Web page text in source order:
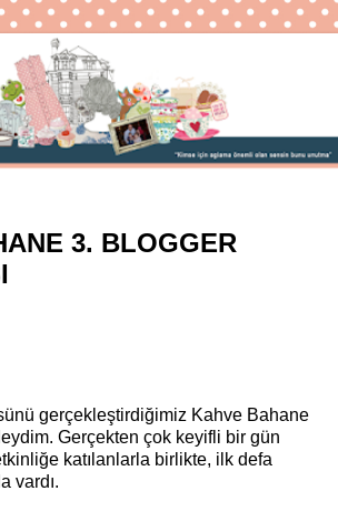
3. BLOGGER
gerçekleştirdiğimiz Kahve Bahane
Gerçekten çok keyifli bir gün
katılanlarla birlikte, ilk defa
vardı.